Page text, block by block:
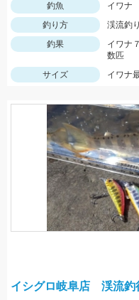
釣魚
イワナ
釣り方
渓流釣り
釣果
イワナ
数匹
サイズ
イワナ
イシグロ岐阜店 渓流釣